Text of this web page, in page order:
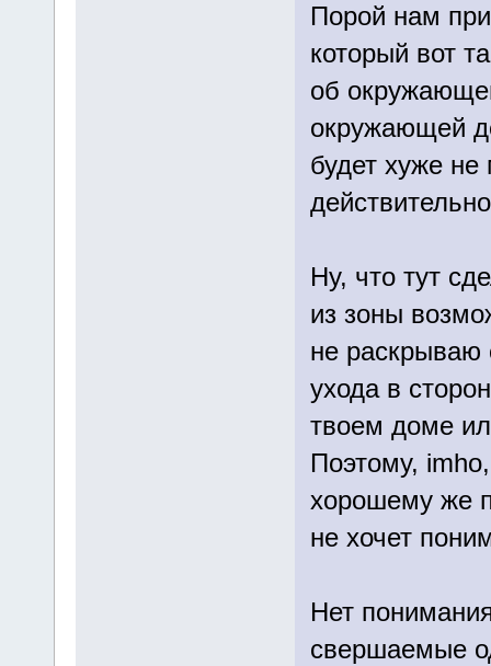
Порой нам
который вот
об
окружающей
будет хуже
Ну, что тут
из зоны
не раскрываю
ухода в
твоем доме
Поэтому,
хорошему же
не хочет
Нет
свершаемые